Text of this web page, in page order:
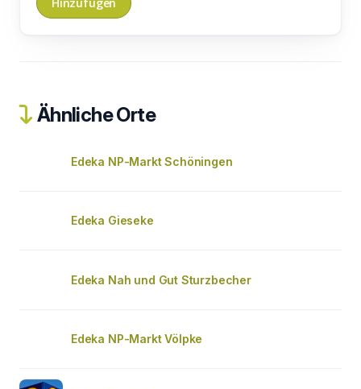
Ähnliche Orte
Edeka NP-Markt Schöningen
Edeka Gieseke
Edeka Nah und Gut Sturzbecher
Edeka NP-Markt Völpke